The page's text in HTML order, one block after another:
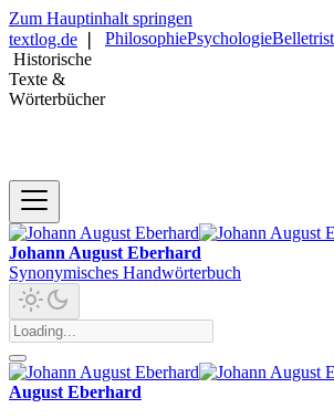
Zum Hauptinhalt springen
textlog.de
Historische
Texte &
Wörterbücher
PhilosophiePsychologie
Johann August Eberhard
Synonymisches Handwörterbuch
August Eberhard